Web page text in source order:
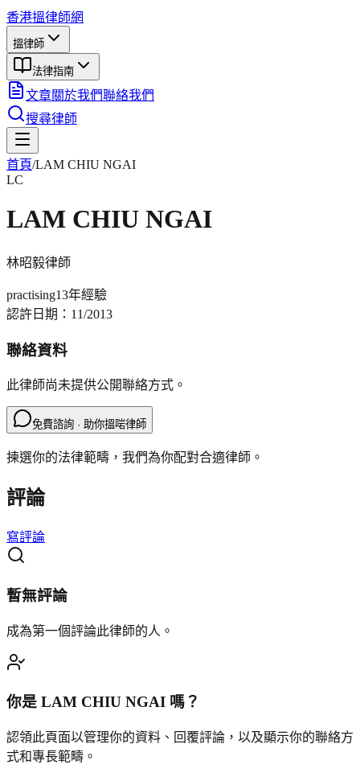
香港搵律師網
搵律師
法律指南
文章關於我們聯絡我們
搜尋律師
首頁/LAM CHIU NGAI
LC
LAM CHIU NGAI
林昭毅律師
practising13年經驗
認許日期： 11/2013
聯絡資料
此律師尚未提供公開聯絡方式。
免費諮詢 · 助你搵啱律師
揀選你的法律範疇，我們為你配對合適律師。
評論
寫評論
暫無評論
成為第一個評論此律師的人。
你是 LAM CHIU NGAI 嗎？
認領此頁面以管理你的資料、回覆評論，以及顯示你的聯絡方
式和專長範疇。